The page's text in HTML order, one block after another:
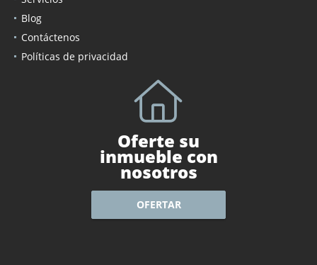
Blog
Contáctenos
Políticas de privacidad
Oferte su
inmueble con
nosotros
OFERTAR